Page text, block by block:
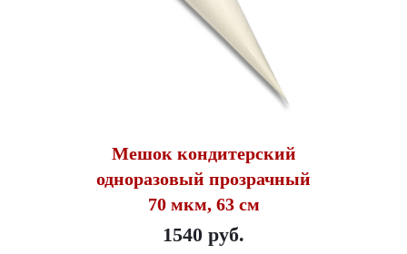
Мешок кондитерский
одноразовый прозрачный
70 мкм, 63 см
1540 руб.